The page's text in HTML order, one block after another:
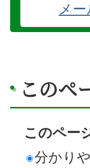
メ
このペ
このペー
分かり